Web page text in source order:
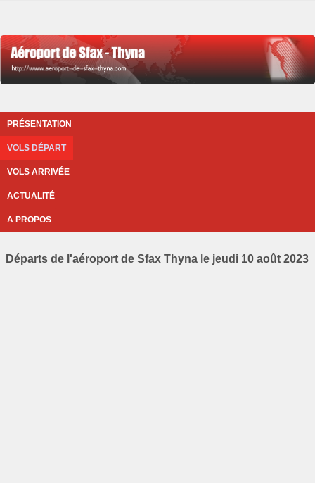
PRÉSENTATION
VOLS DÉPART
VOLS ARRIVÉE
ACTUALITÉ
A PROPOS
Départs de l'aéroport de Sfax Thyna le jeudi 10 août 2023